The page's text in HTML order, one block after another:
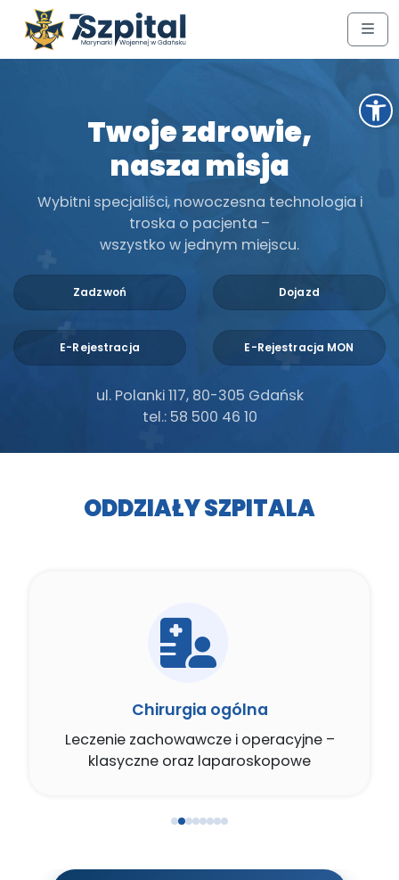
Przejdź do treści
Przejdź do stopki
Twoje zdrowie,
nasza misja
Wybitni specjaliści, nowoczesna technologia i
troska o pacjenta –
wszystko w jednym miejscu.
Zadzwoń Dojazd
E-Rejestracja E-Rejestracja MON
ul. Polanki 117, 80-305 Gdańsk
tel.: 58 500 46 10
ODDZIAŁY SZPITALA
Chirurgia ogólna
Leczenie zachowawcze i operacyjne –
klasyczne oraz laparoskopowe